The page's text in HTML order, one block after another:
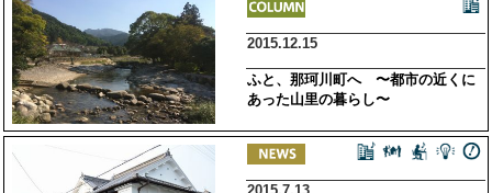
2015.12.15
ふと、那珂川町へ 〜都市の近くに
あった山里の暮らし〜